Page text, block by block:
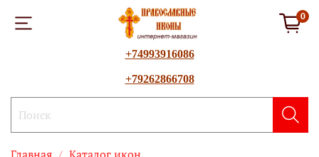
0
+74993916086
+79262866708